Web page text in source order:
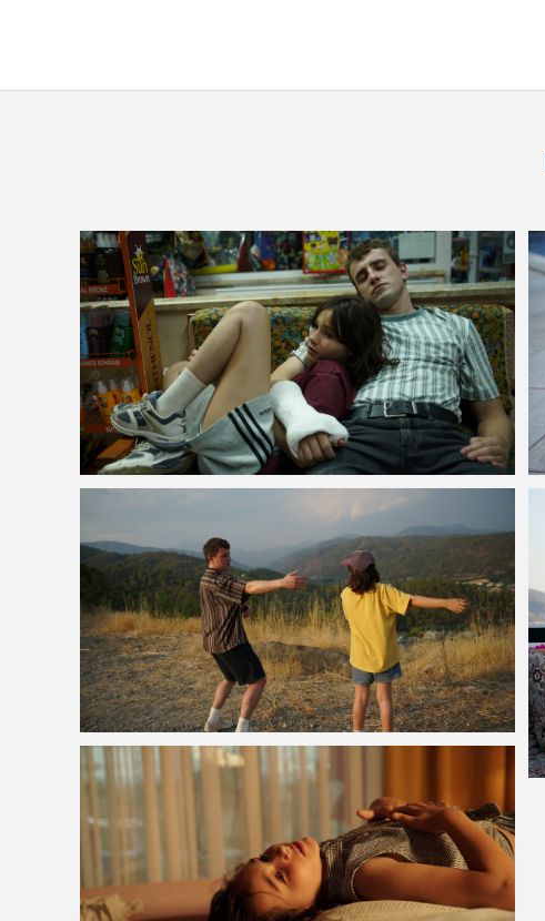
VOIR LA PHOTO EN GRAND FORMAT
VOIR LA PHOTO EN GRAND FORMAT
VOIR LA PHOTO EN GRAND FORMAT